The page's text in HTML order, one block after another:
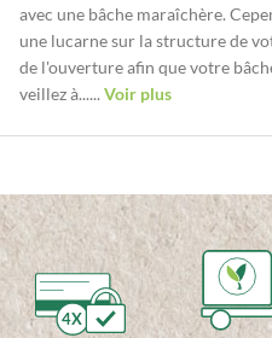
avec une bâche maraîchère.
une lucarne sur la structure de
de l'ouverture afin que votre
veillez à...... Voir plus
4X